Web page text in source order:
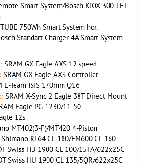
Smart System/Bosch KIOX 300 TFT
750Wh Smart System hor.
Standart Charger 4A Smart System
SRAM GX Eagle AXS 12 speed
SRAM GX Eagle AXS Controller
E-Team ISIS 170mm Q16
SRAM X-Sync 2 Eagle 38T Direct Mount
Eagle PG-1230/11-50
12s
MT402(3-F)/MT420 4-Piston
Shimano RT64 CL 180/EM600 CL 160
Swiss HU 1900 CL 100/15TA/622x25C
Swiss HU 1900 CL 135/5QR/622x25C